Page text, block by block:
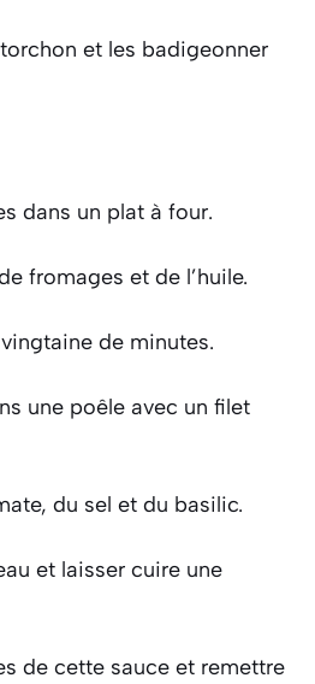
et les badigeonner
dans un plat à four.
fromages et de l’huile.
de minutes.
une poêle avec un filet
du sel et du basilic.
et laisser cuire une
de cette sauce et remettre